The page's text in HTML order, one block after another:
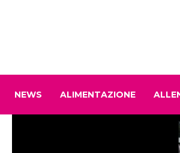
NEWS ALIMENTAZIONE